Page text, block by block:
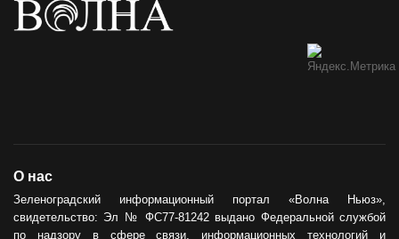
О нас
Зеленоградский информационный портал «Волна Ньюз»,
свидетельство: Эл № ФС77-81242 выдано Федеральной службой
по надзору в сфере связи, информационных технологий и